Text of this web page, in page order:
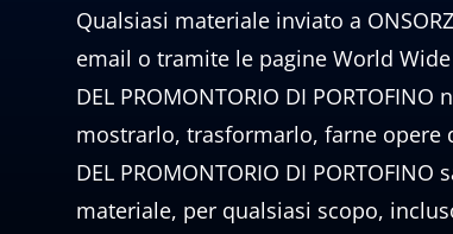
Qualsiasi materiale inviato a
email o tramite le pagine World Wide
DEL PROMONTORIO DI
mostrarlo, trasformarlo, farne opere
DEL PROMONTORIO DI
materiale, per qualsiasi scopo,